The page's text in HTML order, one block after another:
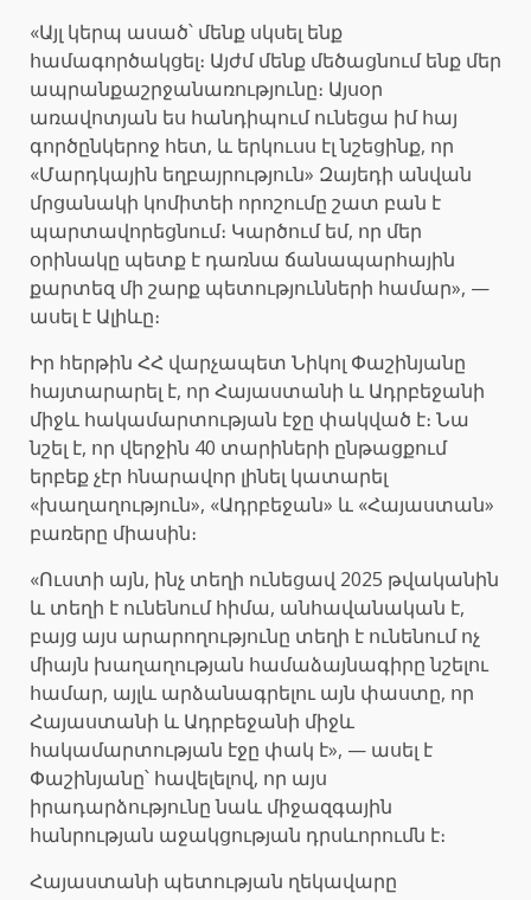
«Այլ կերպ ասած՝ մենք սկսել ենք
համագործակցել։ Այժմ մենք մեծացնում ենք մեր
ապրանքաշրջանառությունը։ Այսօր
առավոտյան ես հանդիպում ունեցա իմ հայ
գործընկերոջ հետ, և երկուսս էլ նշեցինք, որ
«Մարդկային եղբայրություն» Զայեդի անվան
մրցանակի կոմիտեի որոշումը շատ բան է
պարտավորեցնում։ Կարծում եմ, որ մեր
օրինակը պետք է դառնա ճանապարհային
քարտեզ մի շարք պետությունների համար», —
ասել է Ալիևը։
Իր հերթին ՀՀ վարչապետ Նիկոլ Փաշինյանը
հայտարարել է, որ Հայաստանի և Ադրբեջանի
միջև հակամարտության էջը փակված է։ Նա
նշել է, որ վերջին 40 տարիների ընթացքում
երբեք չէր հնարավոր լինել կատարել
«խաղաղություն», «Ադրբեջան» և «Հայաստան»
բառերը միասին։
«Ուստի այն, ինչ տեղի ունեցավ 2025 թվականին
և տեղի է ունենում հիմա, անհավանական է,
բայց այս արարողությունը տեղի է ունենում ոչ
միայն խաղաղության համաձայնագիրը նշելու
համար, այլև արձանագրելու այն փաստը, որ
Հայաստանի և Ադրբեջանի միջև
հակամարտության էջը փակ է», — ասել է
Փաշինյանը՝ հավելելով, որ այս
իրադարձությունը նաև միջազգային
հանրության աջակցության դրսևորումն է։
Հայաստանի պետության ղեկավարը